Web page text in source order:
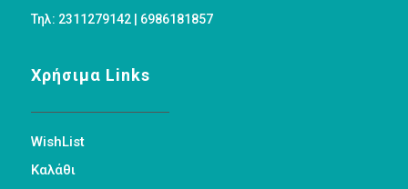
Τηλ: 2311279142 | 6986181857
Χρήσιμα Links
WishList
Καλάθι